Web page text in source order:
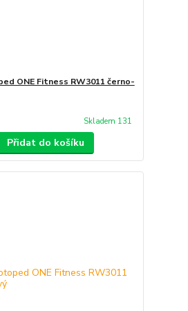
ONE Fitness RW3011 černo-
Skladem 131
Přidat do košíku